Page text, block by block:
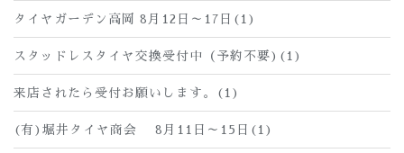
タイヤガーデン高岡 8月12日～17日(1)
スタッドレスタイヤ交換受付中（予約不要)(1)
来店されたら受付お願いします。(1)
(有)堀井タイヤ商会 8月11日～15日(1)